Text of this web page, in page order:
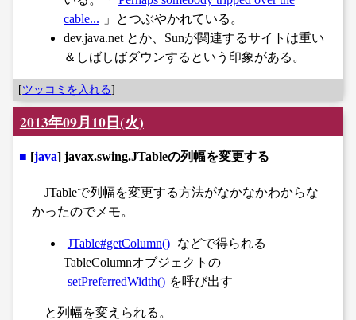
cable...
」とつぶやかれている。
dev.java.net とか、Sunが関連するサイトは重い
＆しばしばダウンするという印象がある。
[ツッコミを入れる]
2013年09月10日(火)
■ [java] javax.swing.JTableの列幅を変更する
JTableで列幅を変更する方法がなかなかわからな
かったのでメモ。
JTable#getColumn()
などで得られる
TableColumnオブジェクトの
setPreferredWidth() を呼び出す
と列幅を変えられる。